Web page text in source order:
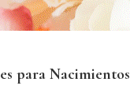
para Nacimientos